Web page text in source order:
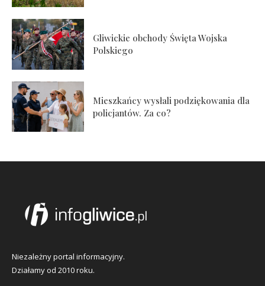
Gliwickie obchody Święta Wojska
Polskiego
Mieszkańcy wysłali podziękowania dla
policjantów. Za co?
Niezależny portal informacyjny.
Działamy od 2010 roku.